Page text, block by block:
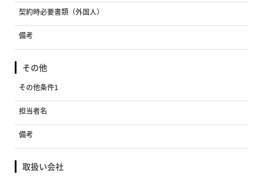
契約時必要書類（外国人）
備考
その他
その他条件1
担当者名
備考
取扱い会社